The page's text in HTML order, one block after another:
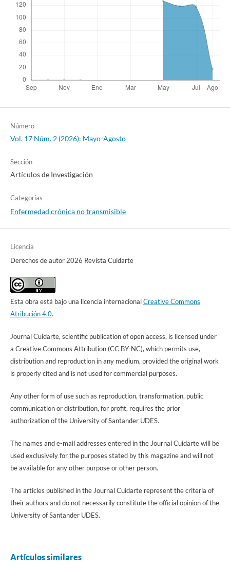
Número
Vol. 17 Núm. 2 (2026): Mayo-Agosto
Sección
Artículos de Investigación
Categorías
Enfermedad crónica no transmisible
Licencia
Derechos de autor 2026 Revista Cuidarte
Esta obra está bajo una licencia internacionalCreative Commons
Atribución 4.0.
Journal Cuidarte, scientific publication of open access, is licensed under
a Creative Commons Attribution (CC BY-NC), which permits use,
distribution and reproduction in any medium, provided the original work
is properly cited and is not used for commercial purposes.
Any other form of use such as reproduction, transformation, public
communication or distribution, for profit, requires the prior
authorization of the University of Santander UDES.
The names and e-mail addresses entered in the Journal Cuidarte will be
used exclusively for the purposes stated by this magazine and will not
be available for any other purpose or other person.
The articles published in the Journal Cuidarte represent the criteria of
their authors and do not necessarily constitute the official opinion of the
University of Santander UDES.
Artículos similares